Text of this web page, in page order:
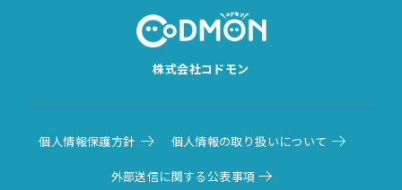
株式会社コドモン
個人情報保護方針 個人情報の取り扱いについて
外部送信に関する公表事項